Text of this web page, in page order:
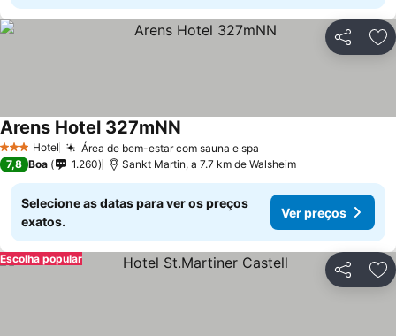
Partilhar
3 EstrelasHotel Área de bem-estar com sauna e spa
Arens Hotel 327mNN
7,8 Boa 1.260 Sankt Martin, a 7.7 km de Walsheim
Selecione as datas para ver os preços
exatos.
Ver preços
Partilhar
Escolha popular